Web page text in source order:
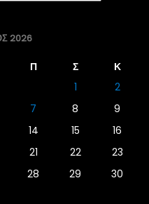
2026
Π Σ
Κ
1
2
7 8
9
14 15
16
21 22
23
28 29
30